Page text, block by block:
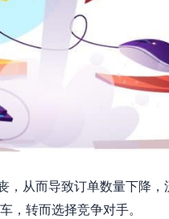
，从而导致订单数量下降
，转而选择竞争对手。